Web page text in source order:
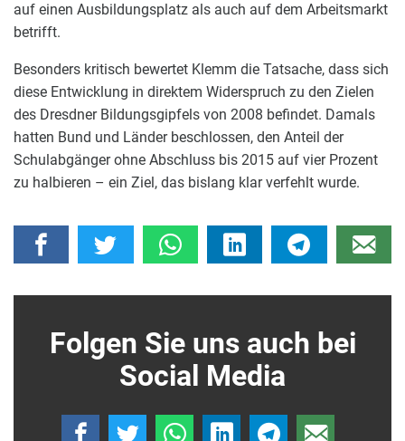
auf einen Ausbildungsplatz als auch auf dem Arbeitsmarkt
betrifft.
Besonders kritisch bewertet Klemm die Tatsache, dass sich
diese Entwicklung in direktem Widerspruch zu den Zielen
des Dresdner Bildungsgipfels von 2008 befindet. Damals
hatten Bund und Länder beschlossen, den Anteil der
Schulabgänger ohne Abschluss bis 2015 auf vier Prozent
zu halbieren – ein Ziel, das bislang klar verfehlt wurde.
Folgen Sie uns auch bei
Social Media